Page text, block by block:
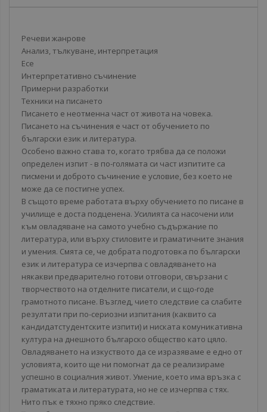
Речеви жанрове
Анализ, тълкуване, интерпретация
Есе
Интерпретативно съчинение
Примерни разработки
Техники на писането
Писането е неотменна част от живота на човека.
Писането на съчинения е част от обучението по
български език и литература.
Особено важно става то, когато трябва да се положи
определен изпит - в по-голямата си част изпитите са
писмени и доброто съчинение е условие, без което не
може да се постигне успех.
В същото време работата върху обучението по писане в
училище е доста подценена. Усилията са насочени или
към овладяване на самото учебно съдържание по
литература, или върху стиловите и граматичните знания
и умения. Смята се, че добрата подготовка по български
език и литература се изчерпва с овладяването на
някакви предварително готови отговори, свързани с
творчеството на отделните писатели, и с що-годе
грамотното писане. Възглед, чието следствие са слабите
резултати при по-сериозни изпитания (каквито са
кандидатстудентските изпити) и ниската комуникативна
култура на днешното българско общество като цяло.
Овладяването на изкуството да се изразяваме е едно от
условията, които ще ни помогнат да се реализираме
успешно в социалния живот. Умение, което има връзка с
граматиката и литературата, но не се изчерпва с тях.
Нито пък е тяхно пряко следствие.